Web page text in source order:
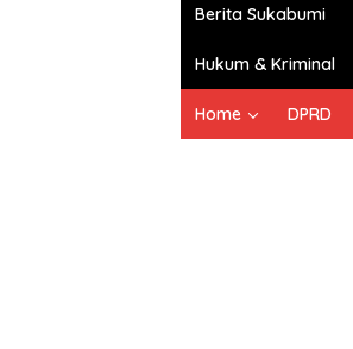
Berita Sukabumi
Hukum & Kriminal
Home DPRD